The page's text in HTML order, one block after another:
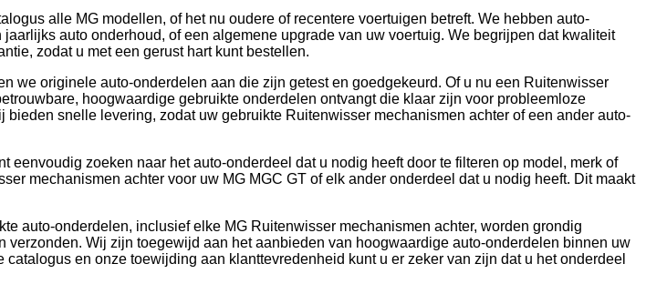
alle MG modellen, of het nu oudere of recentere voertuigen betreft. We hebben auto-
auto onderhoud, of een algemene upgrade van uw voertuig. We begrijpen dat kwaliteit
zodat u met een gerust hart kunt bestellen.
we originele auto-onderdelen aan die zijn getest en goedgekeurd. Of u nu een Ruitenwisser
hoogwaardige gebruikte onderdelen ontvangt die klaar zijn voor probleemloze
snelle levering, zodat uw gebruikte Ruitenwisser mechanismen achter of een ander auto-
zoeken naar het auto-onderdeel dat u nodig heeft door te filteren op model, merk of
mechanismen achter voor uw MG MGC GT of elk ander onderdeel dat u nodig heeft. Dit maakt
auto-onderdelen, inclusief elke MG Ruitenwisser mechanismen achter, worden grondig
Wij zijn toegewijd aan het aanbieden van hoogwaardige auto-onderdelen binnen uw
en onze toewijding aan klanttevredenheid kunt u er zeker van zijn dat u het onderdeel